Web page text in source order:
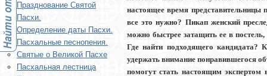
Празднование Святой
Пасхи.
Определение даты Пасхи.
Пасхальные песнопения.
Святые о Великой Пасхе
Пасхальная лестница
настоящее время представительницы
все это нужно? Пикап женский
можно быстрее затащить ее в
Где найти подходящего кандидата?
удержать внимание понравившегося
помогут стать настоящим экспертом